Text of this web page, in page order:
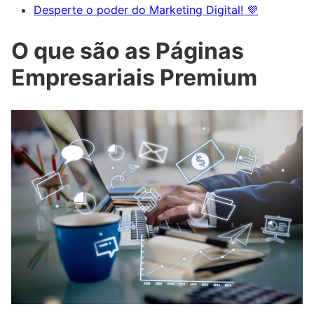
Desperte o poder do Marketing Digital! 💜
O que são as Páginas
Empresariais Premium